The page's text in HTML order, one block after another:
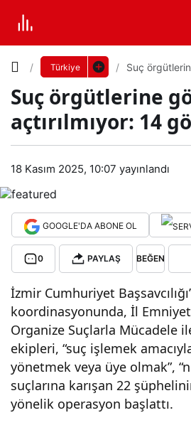
Türkiye
Suç
Suç örgütlerine
açtırılmıyor: 14
18 Kasım 2025, 10:07 yayınlandı
GOOGLE'DA ABONE OL
0 PAYLAŞ BEĞEN
İzmir Cumhuriyet
koordinasyonunda, İl
Organize Suçlarla Mücadele
ekipleri, “suç işlemek
yönetmek veya üye olmak”,
suçlarına karışan 22
yönelik operasyon başlattı.
Suç
ütle
rine
açtır
ılmı
Yazı
Boyutunu
Küçük 100% Dev
Varsayılana
dön